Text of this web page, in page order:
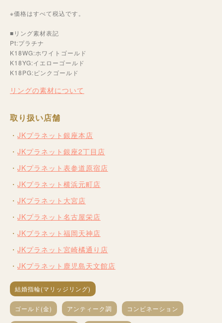
※価格はすべて税込です。
■リング素材表記
Pt:プラチナ
K18WG:ホワイトゴールド
K18YG:イエローゴールド
K18PG:ピンクゴールド
リングの素材について
取り扱い店舗
JKプラネット銀座本店
JKプラネット銀座2丁目店
JKプラネット表参道原宿店
JKプラネット横浜元町店
JKプラネット大宮店
JKプラネット名古屋栄店
JKプラネット福岡天神店
JKプラネット宮崎橘通り店
JKプラネット鹿児島天文館店
結婚指輪(マリッジリング)
ゴールド(金) アンティーク調 コンビネーション